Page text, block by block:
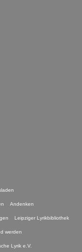
Andenken
Leipziger Lyrikbibliothek
werden
Lyrik e.V.